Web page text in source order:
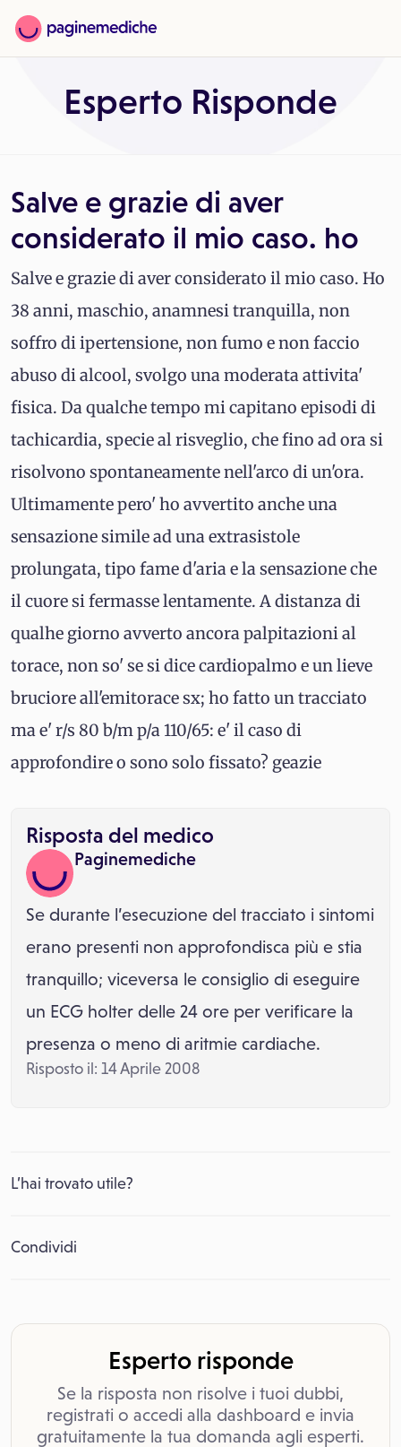
Esperto Risponde
Salve e grazie di aver
considerato il mio caso. ho
Salve e grazie di aver considerato il mio caso. Ho
38 anni, maschio, anamnesi tranquilla, non
soffro di ipertensione, non fumo e non faccio
abuso di alcool, svolgo una moderata attivita'
fisica. Da qualche tempo mi capitano episodi di
tachicardia, specie al risveglio, che fino ad ora si
risolvono spontaneamente nell'arco di un'ora.
Ultimamente pero' ho avvertito anche una
sensazione simile ad una extrasistole
prolungata, tipo fame d'aria e la sensazione che
il cuore si fermasse lentamente. A distanza di
qualhe giorno avverto ancora palpitazioni al
torace, non so' se si dice cardiopalmo e un lieve
bruciore all'emitorace sx; ho fatto un tracciato
ma e' r/s 80 b/m p/a 110/65: e' il caso di
approfondire o sono solo fissato? geazie
Risposta del medico
Paginemediche
Se durante l’esecuzione del tracciato i sintomi
erano presenti non approfondisca più e stia
tranquillo; viceversa le consiglio di eseguire
un ECG holter delle 24 ore per verificare la
presenza o meno di aritmie cardiache.
Risposto il: 14 Aprile 2008
L’hai trovato utile?
Condividi
Esperto risponde
Se la risposta non risolve i tuoi dubbi,
registrati o accedi alla dashboard e invia
gratuitamente la tua domanda agli esperti.